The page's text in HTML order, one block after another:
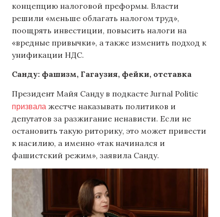
концепцию налоговой преформы. Власти
решили «меньше облагать налогом труд»,
поощрять инвестиции, повысить налоги на
«вредные привычки», а также изменить подход к
унификации НДС.
Санду: фашизм, Гагаузия, фейки, отставка
Президент Майя Санду в подкасте Jurnal Politic
призвала жестче наказывать политиков и
депутатов за разжигание ненависти. Если не
остановить такую риторику, это может привести
к насилию, а именно «так начинался и
фашистский режим», заявила Санду.